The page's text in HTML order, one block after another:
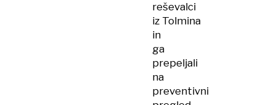
reševalci
iz Tolmina
in
ga
prepeljali
na
preventivni